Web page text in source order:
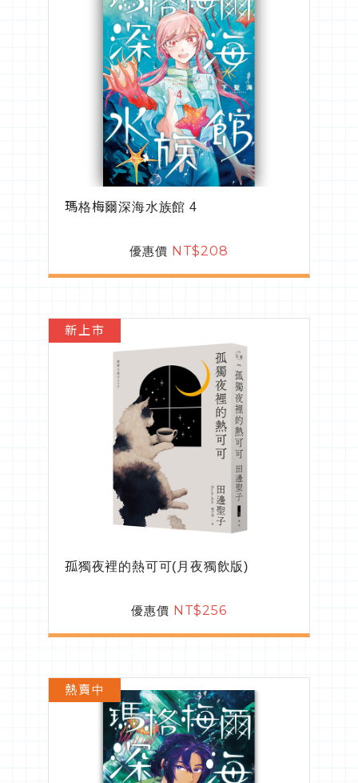
瑪格梅爾深海水族館 4
優惠價 NT$208
孤獨夜裡的熱可可(月夜獨飲版)
優惠價 NT$256
新上市
熱賣中